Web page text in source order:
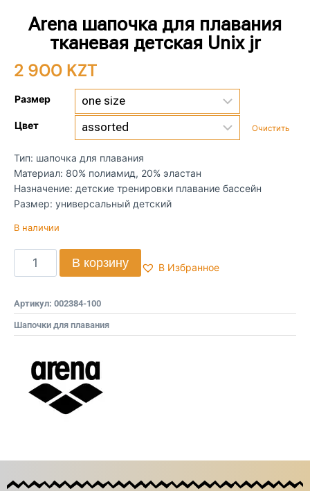
Arena шапочка для плавания
тканевая детская Unix jr
2 900 KZT
Размер
Цвет Очистить
Тип: шапочка для плавания
Материал: 80% полиамид, 20% эластан
Назначение: детские тренировки плавание бассейн
Размер: универсальный детский
В наличии
В корзину В Избранное
Артикул: 002384-100
Шапочки для плавания